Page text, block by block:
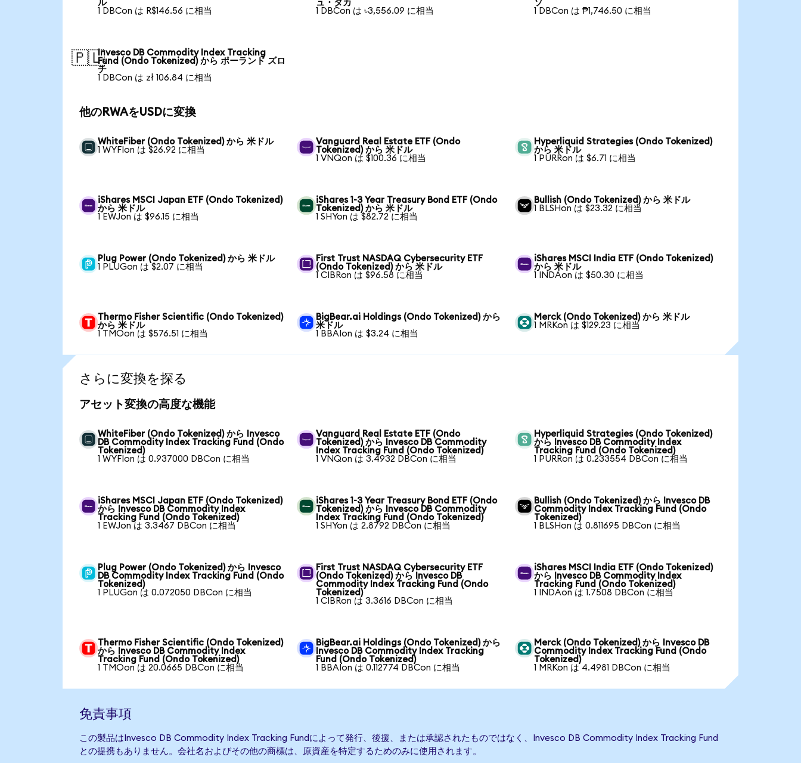
ル
1 DBCon は R$146.56 に相当
ュ・タカ
1 DBCon は ৳3,556.09 に相当
ソ
1 DBCon は ₱1,746.50 に相当
🇵🇱Invesco DB Commodity Index Tracking
Fund (Ondo Tokenized) から ポーランド ズロ
チ
1 DBCon は zł 106.84 に相当
他のRWAをUSDに変換
WhiteFiber (Ondo Tokenized) から 米ドル
1 WYFIon は $26.92 に相当
Vanguard Real Estate ETF (Ondo
Tokenized) から 米ドル
1 VNQon は $100.36 に相当
Hyperliquid Strategies (Ondo Tokenized)
から 米ドル
1 PURRon は $6.71 に相当
iShares MSCI Japan ETF (Ondo Tokenized)
から 米ドル
1 EWJon は $96.15 に相当
iShares 1-3 Year Treasury Bond ETF (Ondo
Tokenized) から 米ドル
1 SHYon は $82.72 に相当
Bullish (Ondo Tokenized) から 米ドル
1 BLSHon は $23.32 に相当
Plug Power (Ondo Tokenized) から 米ドル
1 PLUGon は $2.07 に相当
First Trust NASDAQ Cybersecurity ETF
(Ondo Tokenized) から 米ドル
1 CIBRon は $96.58 に相当
iShares MSCI India ETF (Ondo Tokenized)
から 米ドル
1 INDAon は $50.30 に相当
Thermo Fisher Scientific (Ondo Tokenized)
から 米ドル
1 TMOon は $576.51 に相当
BigBear.ai Holdings (Ondo Tokenized) から
米ドル
1 BBAIon は $3.24 に相当
Merck (Ondo Tokenized) から 米ドル
1 MRKon は $129.23 に相当
さらに変換を探る
アセット変換の高度な機能
WhiteFiber (Ondo Tokenized) から Invesco
DB Commodity Index Tracking Fund (Ondo
Tokenized)
1 WYFIon は 0.937000 DBCon に相当
Vanguard Real Estate ETF (Ondo
Tokenized) から Invesco DB Commodity
Index Tracking Fund (Ondo Tokenized)
1 VNQon は 3.4932 DBCon に相当
Hyperliquid Strategies (Ondo Tokenized)
から Invesco DB Commodity Index
Tracking Fund (Ondo Tokenized)
1 PURRon は 0.233554 DBCon に相当
iShares MSCI Japan ETF (Ondo Tokenized)
から Invesco DB Commodity Index
Tracking Fund (Ondo Tokenized)
1 EWJon は 3.3467 DBCon に相当
iShares 1-3 Year Treasury Bond ETF (Ondo
Tokenized) から Invesco DB Commodity
Index Tracking Fund (Ondo Tokenized)
1 SHYon は 2.8792 DBCon に相当
Bullish (Ondo Tokenized) から Invesco DB
Commodity Index Tracking Fund (Ondo
Tokenized)
1 BLSHon は 0.811695 DBCon に相当
Plug Power (Ondo Tokenized) から Invesco
DB Commodity Index Tracking Fund (Ondo
Tokenized)
1 PLUGon は 0.072050 DBCon に相当
First Trust NASDAQ Cybersecurity ETF
(Ondo Tokenized) から Invesco DB
Commodity Index Tracking Fund (Ondo
Tokenized)
1 CIBRon は 3.3616 DBCon に相当
iShares MSCI India ETF (Ondo Tokenized)
から Invesco DB Commodity Index
Tracking Fund (Ondo Tokenized)
1 INDAon は 1.7508 DBCon に相当
Thermo Fisher Scientific (Ondo Tokenized)
から Invesco DB Commodity Index
Tracking Fund (Ondo Tokenized)
1 TMOon は 20.0665 DBCon に相当
BigBear.ai Holdings (Ondo Tokenized) から
Invesco DB Commodity Index Tracking
Fund (Ondo Tokenized)
1 BBAIon は 0.112774 DBCon に相当
Merck (Ondo Tokenized) から Invesco DB
Commodity Index Tracking Fund (Ondo
Tokenized)
1 MRKon は 4.4981 DBCon に相当
免責事項
この製品はInvesco DB Commodity Index Tracking Fundによって発行、後援、または承認されたものではなく、Invesco DB Commodity Index Tracking Fund
との提携もありません。会社名およびその他の商標は、原資産を特定するためのみに使用されます。